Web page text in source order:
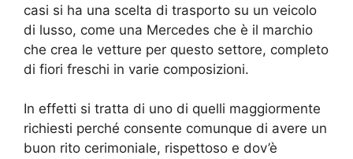
casi si ha una scelta di trasporto su un veicolo
di lusso, come una Mercedes che è il marchio
che crea le vetture per questo settore, completo
di fiori freschi in varie composizioni.
In effetti si tratta di uno di quelli maggiormente
richiesti perché consente comunque di avere un
buon rito cerimoniale, rispettoso e dov’è